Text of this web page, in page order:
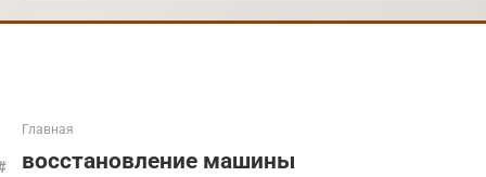
Главная
восстановление машины